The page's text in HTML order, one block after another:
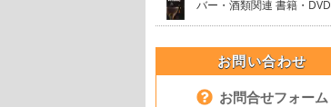
バー・酒類関連 書籍・DVD
お問い合わせ
お問合せフォーム